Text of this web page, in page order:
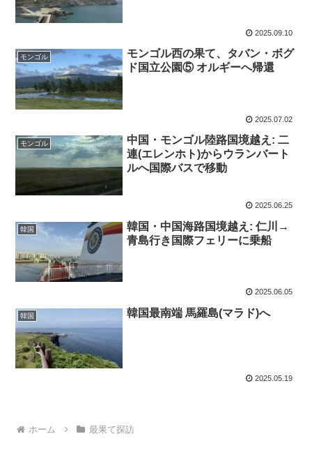
2025.09.10
モンゴル
モンゴル西の果て、タバン・ボグ
ド国立公園⑤ オルギーへ帰還
2025.07.02
モンゴル
中国・モンゴル陸路国境越え: 二
連(エレンホト)からウランバート
ルへ国際バスで移動
2025.06.25
韓国
韓国・中国海路国境越え: 仁川→
青島行き国際フェリーに乗船
2025.06.05
韓国 韓国最南端 馬羅島(マラド)へ
2025.05.19
ホーム 最果て探訪